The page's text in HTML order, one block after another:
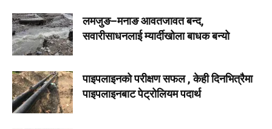
लमजुङ–मनाङ आवतजावत बन्द,
सवारीसाधनलाई म्यार्दीखोला बाधक बन्यो
पाइपलाइनको परीक्षण सफल , केही दिनभित्रैमा
पाइपलाइनबाट पेट्रोलियम पदार्थ